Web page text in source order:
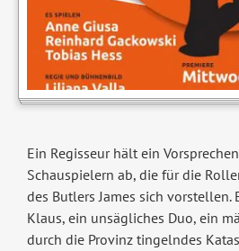
Ein Regisseur hält ein
Schauspielern ab, die für die
des Butlers James sich vorstellen.
Klaus, ein unsägliches Duo, ein
durch die Provinz tingelndes